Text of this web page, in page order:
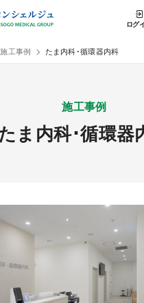
ログ
開業
れ
ル TOP
施工事例 たま内科･循環器内科
施工事例
ま内科･循環器